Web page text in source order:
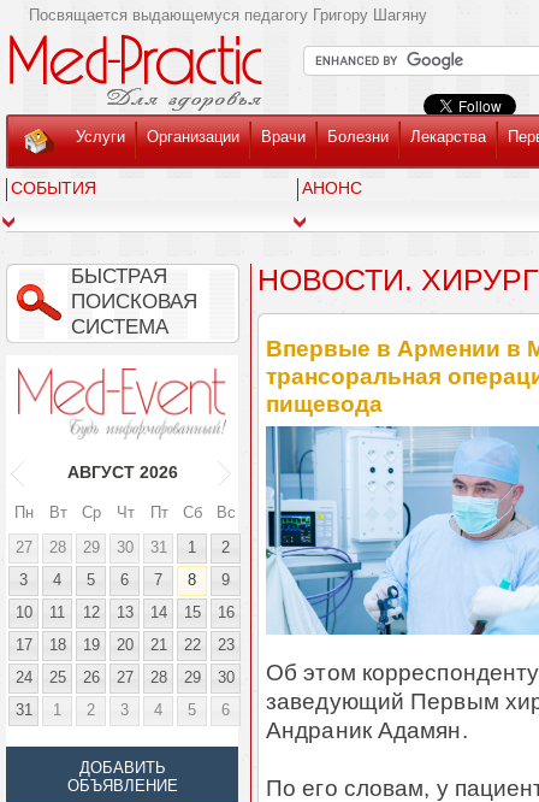
Посвящается выдающемуся педагогу Григору Шагяну
Услуги Организации Врачи Болезни Лекарства
СОБЫТИЯ АНОНС
БЫСТРАЯ
ПОИСКОВАЯ
СИСТЕМА
АВГУСТ 2026
Пн Вт Ср Чт Пт Сб
Вс
27
28 29 30 31 1
2
3
4 5 6 7 8
9
10
11 12 13 14 15
16
17
18 19 20 21 22
23
24
25 26 27 28 29
30
31
1 2 3 4 5 6
ДОБАВИТЬ
ОБЪЯВЛЕНИЕ
НОВОСТИ.
Впервые в Армении в
трансоральная
пищевода
Об этом
заведующий Первым
Андраник Адамян.
По его словам, у